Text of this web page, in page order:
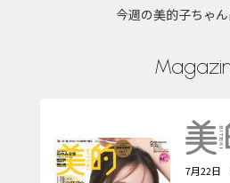
今週の美的子ちゃ
7月22日